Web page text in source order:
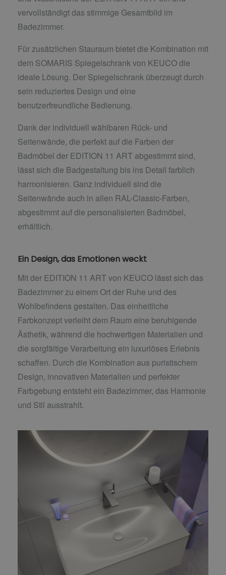
vervollständigt das stimmige Gesamtbild im
Badezimmer.
Für zusätzlichen Stauraum bietet die Kombination mit
dem SOMARIS Spiegelschrank von KEUCO die
ideale Lösung. Der Spiegelschrank überzeugt durch
sein reduziertes Design und eine
benutzerfreundliche Bedienung.
Dank der individuell wählbaren Rück- und
Seitenwände, die perfekt auf die Farben der
Badmöbel der EDITION 11 ART abgestimmt sind,
lässt sich die Badgestaltung bis ins Detail farblich
harmonisieren. Ganz individuell sind die
Seitenwände auch in allen RAL-Classic-Farben,
abgestimmt auf die personalisierten Badmöbel,
erhältlich.
Ein Design, das Emotionen weckt
Mit der EDITION 11 ART von KEUCO lässt sich das
Badezimmer zu einem Ort der Ruhe und des
Wohlbefindens gestalten. Das einheitliche
Farbkonzept verleiht dem Raum eine beruhigende
Ästhetik, während die hochwertigen Materialien und
die sorgfältige Verarbeitung ein luxuriöses Erlebnis
schaffen. Durch die Kombination aus puristischem
Design, innovativen Materialien und perfekter
Farbgebung entsteht ein Badezimmer, das Harmonie
und Stil ausstrahlt.